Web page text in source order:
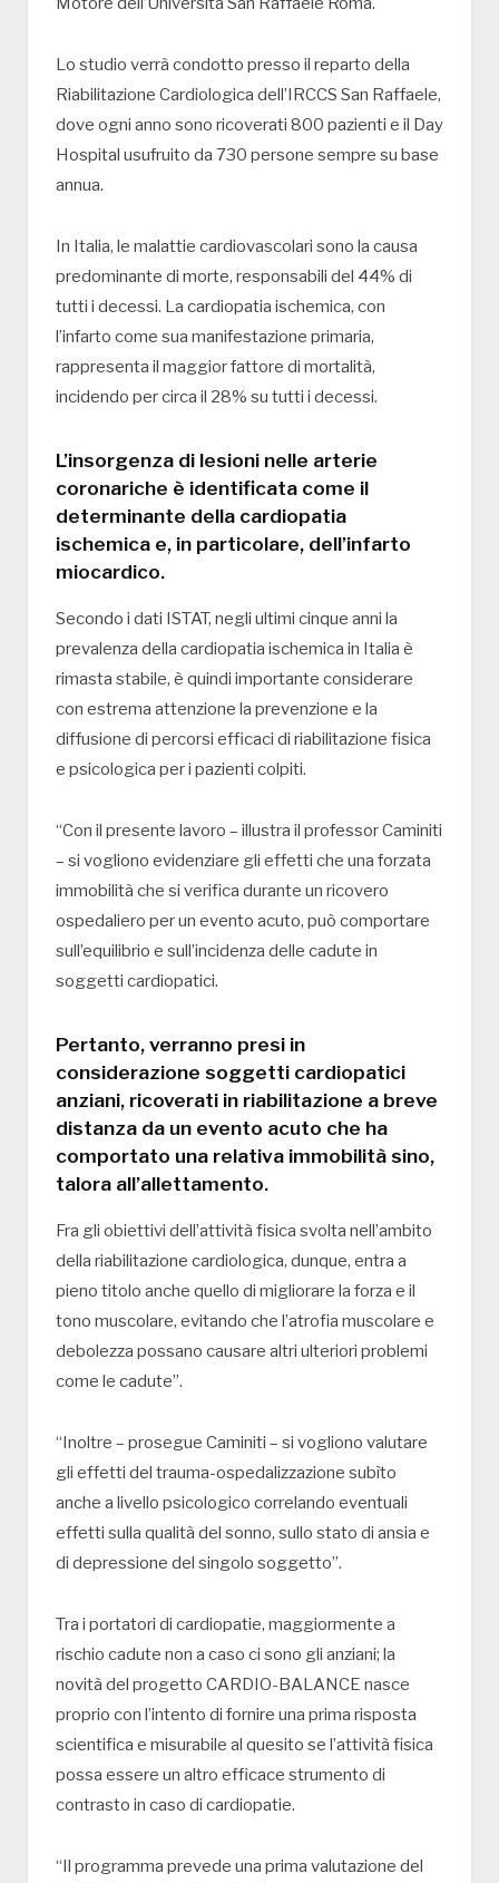
Lo studio verrà condotto presso il reparto della
Riabilitazione Cardiologica dell’IRCCS San Raffaele,
dove ogni anno sono ricoverati 800 pazienti e il Day
Hospital usufruito da 730 persone sempre su base
annua.
In Italia, le malattie cardiovascolari sono la causa
predominante di morte, responsabili del 44% di
tutti i decessi. La cardiopatia ischemica, con
l’infarto come sua manifestazione primaria,
rappresenta il maggior fattore di mortalità,
incidendo per circa il 28% su tutti i decessi.
L’insorgenza di lesioni nelle arterie
coronariche è identificata come il
determinante della cardiopatia
ischemica e, in particolare, dell’infarto
miocardico.
Secondo i dati ISTAT, negli ultimi cinque anni la
prevalenza della cardiopatia ischemica in Italia è
rimasta stabile, è quindi importante considerare
con estrema attenzione la prevenzione e la
diffusione di percorsi efficaci di riabilitazione fisica
e psicologica per i pazienti colpiti.
“Con il presente lavoro – illustra il professor Caminiti
– si vogliono evidenziare gli effetti che una forzata
immobilità che si verifica durante un ricovero
ospedaliero per un evento acuto, può comportare
sull’equilibrio e sull’incidenza delle cadute in
soggetti cardiopatici.
Pertanto, verranno presi in
considerazione soggetti cardiopatici
anziani, ricoverati in riabilitazione a breve
distanza da un evento acuto che ha
comportato una relativa immobilità sino,
talora all’allettamento.
Fra gli obiettivi dell’attività fisica svolta nell’ambito
della riabilitazione cardiologica, dunque, entra a
pieno titolo anche quello di migliorare la forza e il
tono muscolare, evitando che l’atrofia muscolare e
debolezza possano causare altri ulteriori problemi
come le cadute”.
“Inoltre – prosegue Caminiti – si vogliono valutare
gli effetti del trauma-ospedalizzazione subìto
anche a livello psicologico correlando eventuali
effetti sulla qualità del sonno, sullo stato di ansia e
di depressione del singolo soggetto”.
Tra i portatori di cardiopatie, maggiormente a
rischio cadute non a caso ci sono gli anziani; la
novità del progetto CARDIO-BALANCE nasce
proprio con l’intento di fornire una prima risposta
scientifica e misurabile al quesito se l’attività fisica
possa essere un altro efficace strumento di
contrasto in caso di cardiopatie.
“Il programma prevede una prima valutazione del